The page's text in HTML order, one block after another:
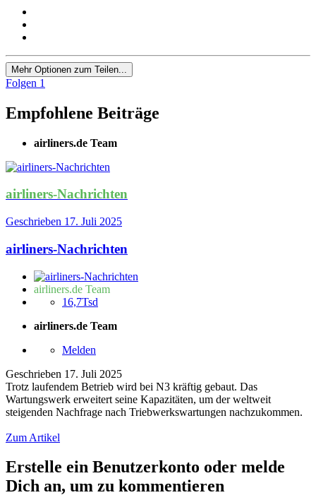
Mehr Optionen zum Teilen...
Folgen 1
Empfohlene Beiträge
airliners.de Team
airliners-Nachrichten
Geschrieben 17. Juli 2025
airliners-Nachrichten
airliners.de Team
16,7Tsd
airliners.de Team
Melden
Geschrieben 17. Juli 2025
Trotz laufendem Betrieb wird bei N3 kräftig gebaut. Das
Wartungswerk erweitert seine Kapazitäten, um der weltweit
steigenden Nachfrage nach Triebwerkswartungen nachzukommen.
Zum Artikel
Erstelle ein Benutzerkonto oder melde
Dich an, um zu kommentieren